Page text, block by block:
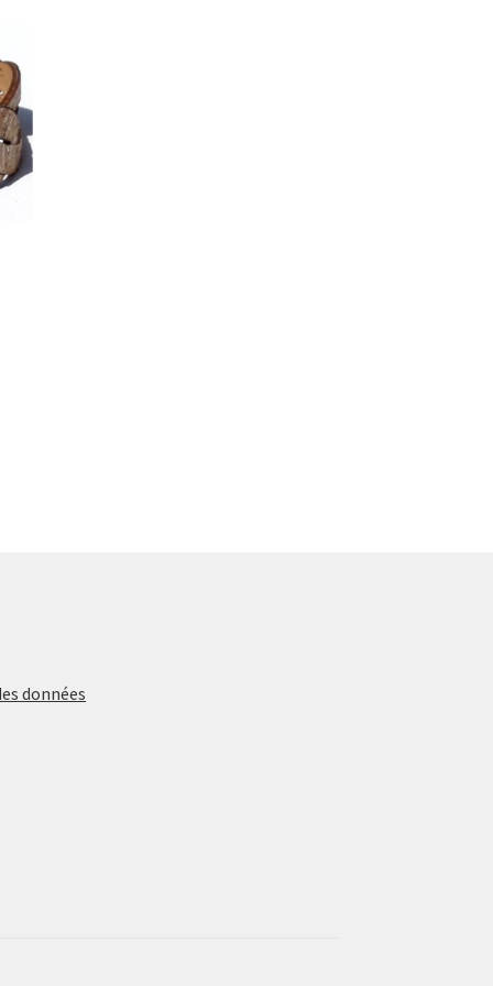
données